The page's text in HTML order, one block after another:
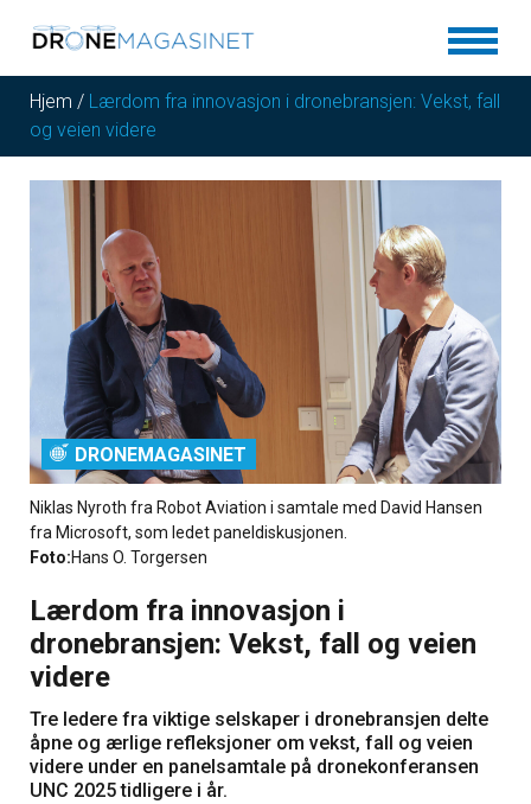
Hjem / Lærdom fra innovasjon i dronebransjen: Vekst, fall
og veien videre
DRONEMAGASINET
Niklas Nyroth fra Robot Aviation i samtale med David Hansen
fra Microsoft, som ledet paneldiskusjonen.
Foto:Hans O. Torgersen
Lærdom fra innovasjon i
dronebransjen: Vekst, fall og veien
videre
Tre ledere fra viktige selskaper i dronebransjen delte
åpne og ærlige refleksjoner om vekst, fall og veien
videre under en panelsamtale på dronekonferansen
UNC 2025 tidligere i år.